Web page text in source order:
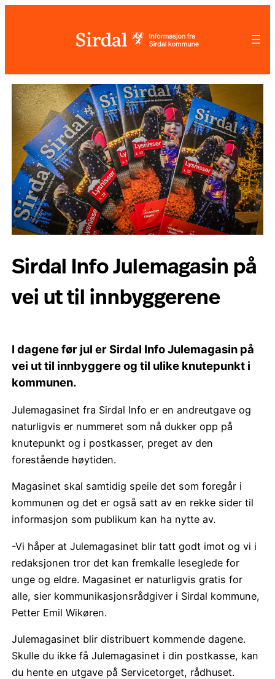
Sirdal Info Julemagasin på
vei ut til innbyggerene
I dagene før jul er Sirdal Info Julemagasin på
vei ut til innbyggere og til ulike knutepunkt i
kommunen.
Julemagasinet fra Sirdal Info er en andreutgave og
naturligvis er nummeret som nå dukker opp på
knutepunkt og i postkasser, preget av den
forestående høytiden.
Magasinet skal samtidig speile det som foregår i
kommunen og det er også satt av en rekke sider til
informasjon som publikum kan ha nytte av.
-Vi håper at Julemagasinet blir tatt godt imot og vi i
redaksjonen tror det kan fremkalle leseglede for
unge og eldre. Magasinet er naturligvis gratis for
alle, sier kommunikasjonsrådgiver i Sirdal kommune,
Petter Emil Wikøren.
Julemagasinet blir distribuert kommende dagene.
Skulle du ikke få Julemagasinet i din postkasse, kan
du hente en utgave på Servicetorget, rådhuset.